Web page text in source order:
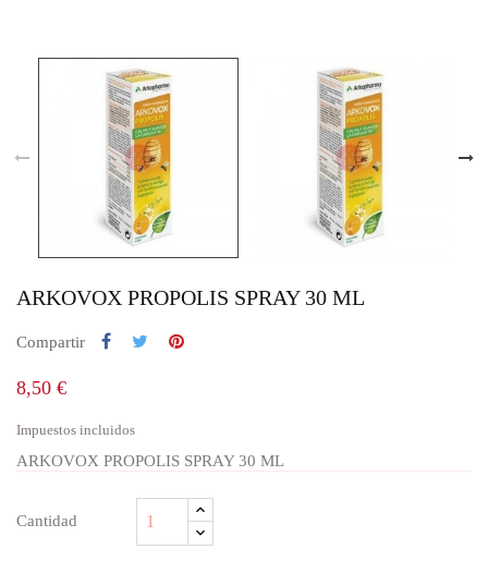
ARKOVOX PROPOLIS SPRAY 30 ML
Compartir
8,50 €
Impuestos incluidos
ARKOVOX PROPOLIS SPRAY 30 ML
Cantidad